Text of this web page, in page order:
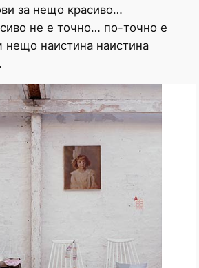
за нещо красиво…
не е точно… по-точно е
нещо наистина наистина